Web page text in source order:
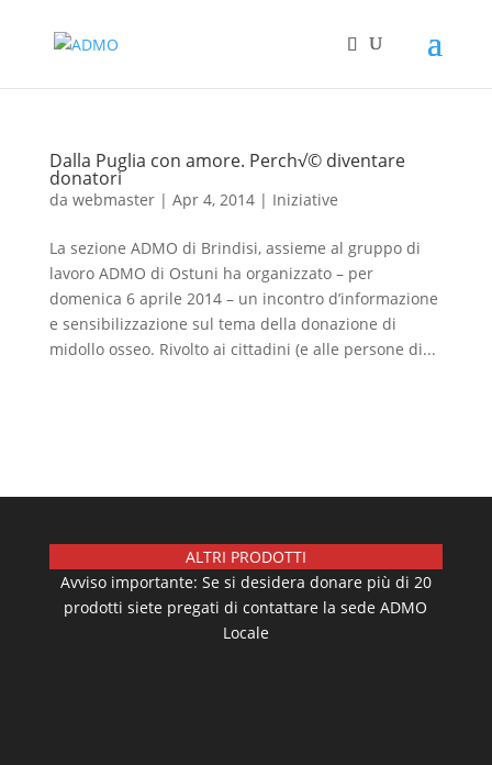
Dalla Puglia con amore. Perch√© diventare
donatori
da webmaster| Apr 4, 2014| Iniziative
La sezione ADMO di Brindisi, assieme al gruppo di
lavoro ADMO di Ostuni ha organizzato – per
domenica 6 aprile 2014 – un incontro d’informazione
e sensibilizzazione sul tema della donazione di
midollo osseo. Rivolto ai cittadini (e alle persone di...
ALTRI PRODOTTI
Avviso importante: Se si desidera donare più di 20
prodotti siete pregati di contattare la sede ADMO
Locale